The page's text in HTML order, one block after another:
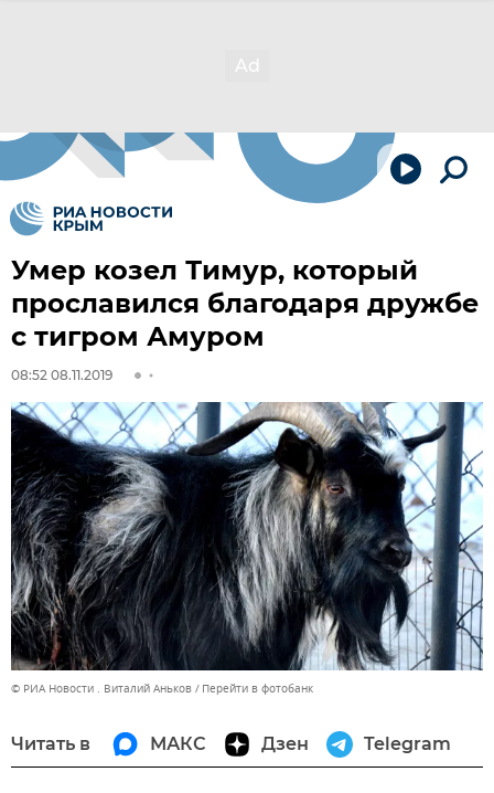
Умер козел Тимур, который
прославился благодаря дружбе
с тигром Амуром
08:52 08.11.2019
© РИА Новости . Виталий Аньков Перейти в фотобанк
Читать в МАКС Дзен Telegram